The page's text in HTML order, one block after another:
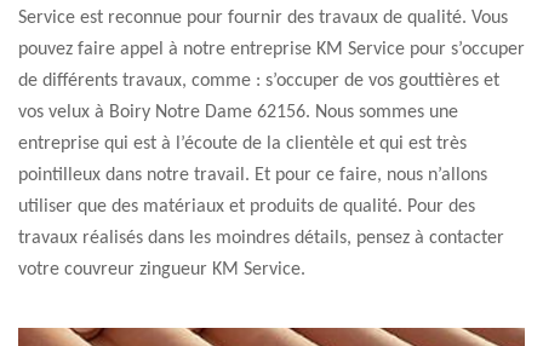
Service est reconnue pour fournir des travaux de qualité. Vous
pouvez faire appel à notre entreprise KM Service pour s’occuper
de différents travaux, comme : s’occuper de vos gouttières et
vos velux à Boiry Notre Dame 62156. Nous sommes une
entreprise qui est à l’écoute de la clientèle et qui est très
pointilleux dans notre travail. Et pour ce faire, nous n’allons
utiliser que des matériaux et produits de qualité. Pour des
travaux réalisés dans les moindres détails, pensez à contacter
votre couvreur zingueur KM Service.